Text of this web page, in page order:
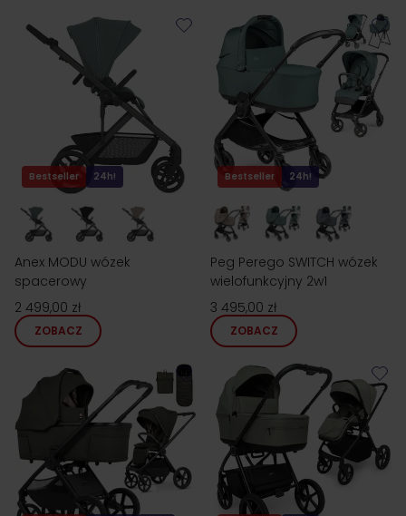
Bestseller 24h!
Anex MODU wózek
spacerowy
2 499,00 zł
ZOBACZ
Bestseller 24h!
Peg Perego SWITCH wózek
wielofunkcyjny 2w1
3 495,00 zł
ZOBACZ